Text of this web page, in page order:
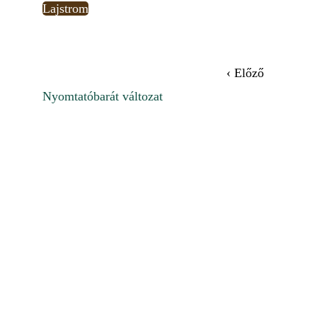
Lajstrom
‹ Előző
Nyomtatóbarát változat